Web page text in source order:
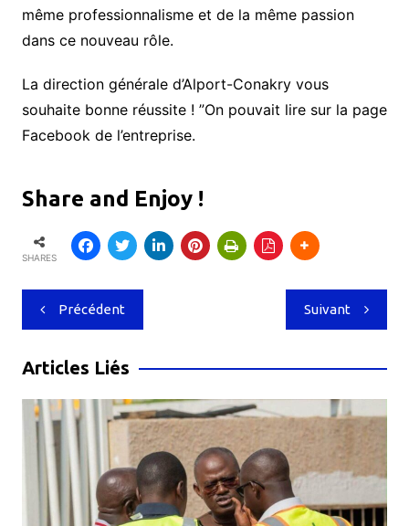
même professionnalisme et de la même passion
dans ce nouveau rôle.
La direction générale d’Alport-Conakry vous
souhaite bonne réussite ! ”On pouvait lire sur la page
Facebook de l’entreprise.
Share and Enjoy !
SHARES
Navigation
de
l’article
Précédent Suivant
Articles Liés